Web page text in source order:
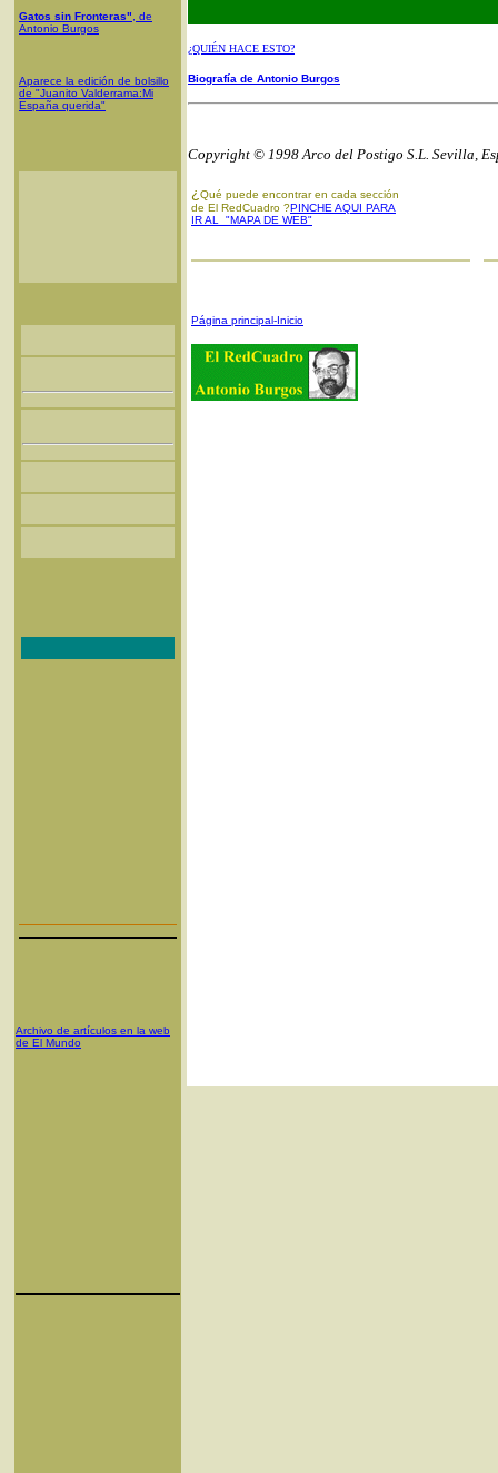
Gatos sin Fronteras" , de
Antonio Burgos
Aparece la edición de bolsillo
de "Juanito Valderrama:Mi
España querida"
Archivo de artículos en la web
de El Mundo
¿QUIÉN HACE ESTO?
Biografía de Antonio Burgos
Copyright © 1998 Arco del Postigo S.L. Sevilla,
¿ Qué puede encontrar en cada sección
de El RedCuadro ?PINCHE AQUI PARA
IR AL "MAPA DE WEB"
Página principal-Inicio